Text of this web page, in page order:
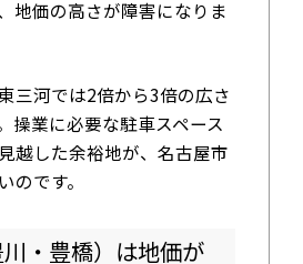
地価の高さが障害になりま
三河では2倍から3倍の広さ
操業に必要な駐車スペース
越した余裕地が、名古屋市
のです。
・豊橋）は地価が